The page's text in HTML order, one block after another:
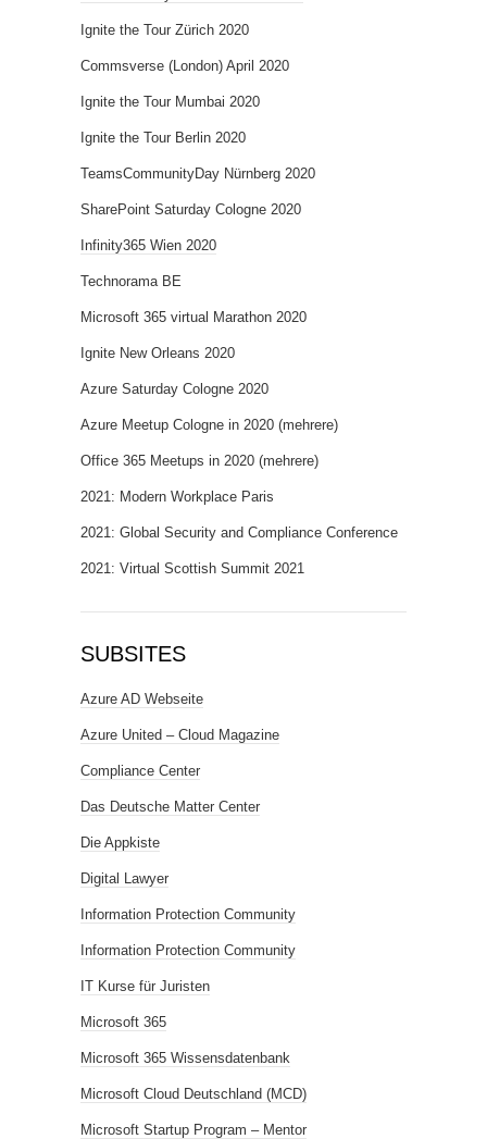
Ignite the Tour Zürich 2020
Commsverse (London) April 2020
Ignite the Tour Mumbai 2020
Ignite the Tour Berlin 2020
TeamsCommunityDay Nürnberg 2020
SharePoint Saturday Cologne 2020
Infinity365 Wien 2020
Technorama BE
Microsoft 365 virtual Marathon 2020
Ignite New Orleans 2020
Azure Saturday Cologne 2020
Azure Meetup Cologne in 2020 (mehrere)
Office 365 Meetups in 2020 (mehrere)
2021: Modern Workplace Paris
2021: Global Security and Compliance Conference
2021: Virtual Scottish Summit 2021
SUBSITES
Azure AD Webseite
Azure United – Cloud Magazine
Compliance Center
Das Deutsche Matter Center
Die Appkiste
Digital Lawyer
Information Protection Community
Information Protection Community
IT Kurse für Juristen
Microsoft 365
Microsoft 365 Wissensdatenbank
Microsoft Cloud Deutschland (MCD)
Microsoft Startup Program – Mentor